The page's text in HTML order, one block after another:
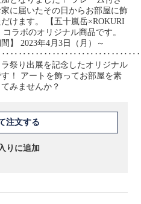
に届いたその日からお部屋に飾
けます。 【五十嵐岳×ROKURI
コラボのオリジナル商品です。
間】 2023年4月3日（月）～
祭り出展を記念したオリジナル
！ アートを飾ってお部屋を素
みませんか？
注文する
りに追加